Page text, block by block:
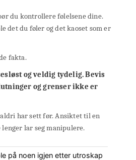
du kontrollere følelsene dine.
det du føler og det kaoset som er
fakta.
og veldig tydelig. Bevis
og grenser ikke er
har sett før. Ansiktet til en
lar seg manipulere.
på noen igjen etter utroskap